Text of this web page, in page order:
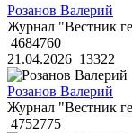
Розанов Валерий
Журнал "Вестник
4684760
21.04.2026 13322
Розанов Валерий
Журнал "Вестник
4752775